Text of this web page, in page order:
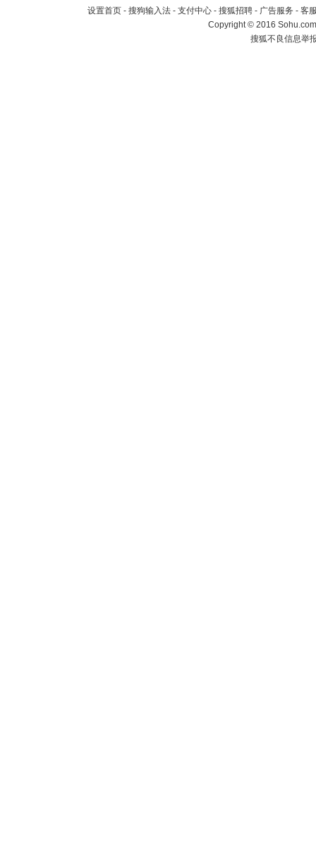
设置首页 - 搜狗输入法 - 支付中心 - 搜狐招聘 - 广告服务 - 客
Copyright©2016
搜狐不良信息举